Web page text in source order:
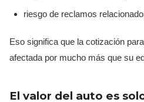
riesgo de reclamos
Eso significa que la cotización
afectada por mucho más que su
El valor del auto es